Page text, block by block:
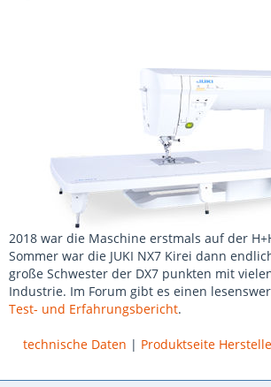
2018 war die Maschine erstmals auf der
Sommer war die JUKI NX7 Kirei dann
große Schwester der DX7 punkten mit
Industrie. Im Forum gibt es einen
Test- und Erfahrungsbericht.
technische Daten | Produktseite